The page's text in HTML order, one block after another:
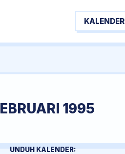
KALENDER
1995
UNDUH KALENDER: